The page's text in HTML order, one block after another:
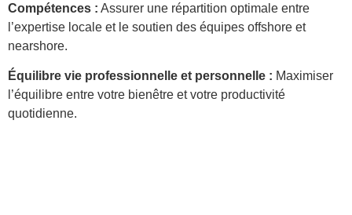
Compétences : Assurer une répartition optimale entre
l’expertise locale et le soutien des équipes offshore et
nearshore.
Équilibre vie professionnelle et personnelle : Maximiser
l’équilibre entre votre bienêtre et votre productivité
quotidienne.